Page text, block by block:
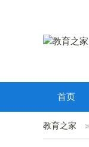
首页
教育之家